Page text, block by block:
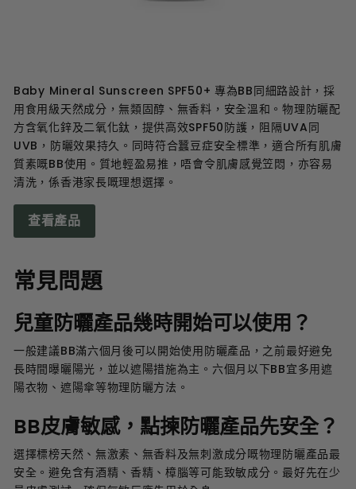
Baby Mineral Sunscreen SPF50+ 專為BB同細路設計，採
用食用級天然成分，無類固醇、無香料，安全溫和。物理防曬配
方含氧化鋅及二氧化鈦，提供高效SPF50防護，阻隔UVA同
UVB，防曬效果持久。同時符合蠶豆症安全標準，適合所有肌膚
質素嘅BB使用。質地輕盈易推，唔會令肌膚感覺笠悶，亦容易
清洗，係香港家長嘅理想選擇。
查看產品
常見問題
兒童防曬產品幾時開始可以使用？
一般建議BB滿六個月後可以開始使用防曬產品，之前最好避免
長時間曝曬陽光，並以遮陽措施為主。六個月以下BB宜多用遮
陽衣物、遮陽傘等物理防曬方法。
BB皮膚敏感，點揀防曬產品先安全？
選擇標榜天然、無激素、無香料及無刺激成分嘅物理防曬產品最
安全。避免含有酒精、香精、樟腦等可能致敏成分。最好先在少